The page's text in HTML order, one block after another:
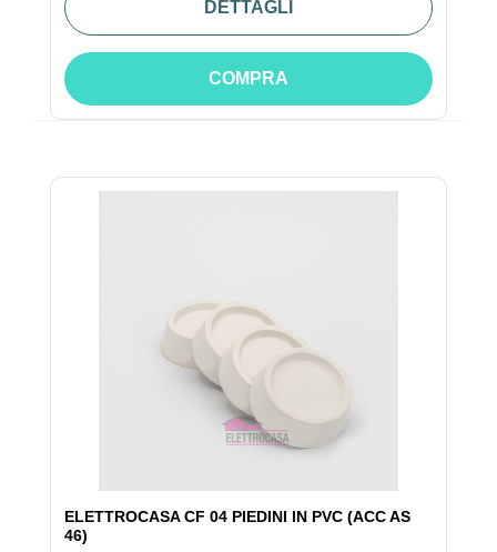
DETTAGLI
COMPRA
ELETTROCASA CF 04 PIEDINI IN PVC (ACC AS
46)